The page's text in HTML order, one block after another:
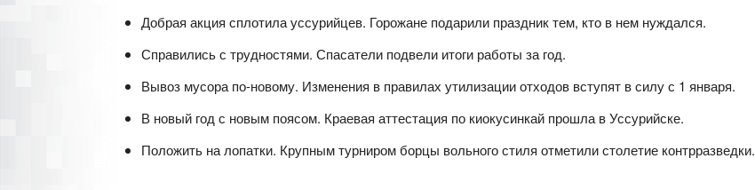
Добрая акция сплотила уссурийцев. Горожане подарили праздник тем, кто в нем нуждался.
Справились с трудностями. Спасатели подвели итоги работы за год.
Вывоз мусора по-новому. Изменения в правилах утилизации отходов вступят в силу с 1 января.
В новый год с новым поясом. Краевая аттестация по киокусинкай прошла в Уссурийске.
Положить на лопатки. Крупным турниром борцы вольного стиля отметили столетие контрразведки.